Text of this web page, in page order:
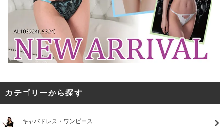
カテゴリーから探す
キャバドレス・ワンピース